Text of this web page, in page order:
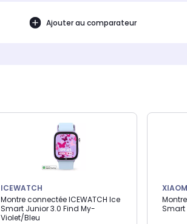
Ajouter au comparateur
ICEWATCH
Montre connectée ICEWATCH Ice
Smart Junior 3.0 Find My-
Violet/Bleu
Smart